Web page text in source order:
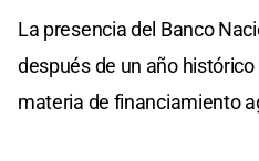
La presencia del Banco
después de un año
materia de financiamiento